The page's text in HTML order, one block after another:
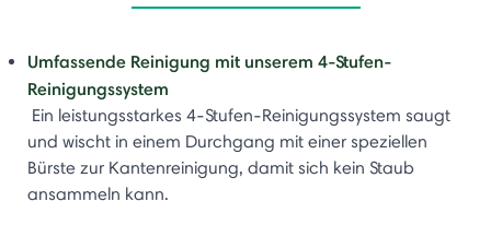
Umfassende Reinigung mit unserem 4-Stufen-
Reinigungssystem
Ein leistungsstarkes 4-Stufen-Reinigungssystem saugt
und wischt in einem Durchgang mit einer speziellen
Bürste zur Kantenreinigung, damit sich kein Staub
ansammeln kann.